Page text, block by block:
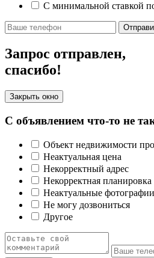
С минимальной ставкой
Запрос отправлен,
спасибо!
Закрыть окно
С объявлением что-то не
Объект недвижимости
Неактуальная цена
Некорректный адрес
Некорректная планировка
Неактуальные фотографии
Не могу дозвониться
Другое